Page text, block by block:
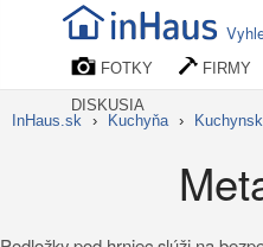
FOTKY FIRMY
DISKUSIA
InHaus.sk › Kuchyňa ›